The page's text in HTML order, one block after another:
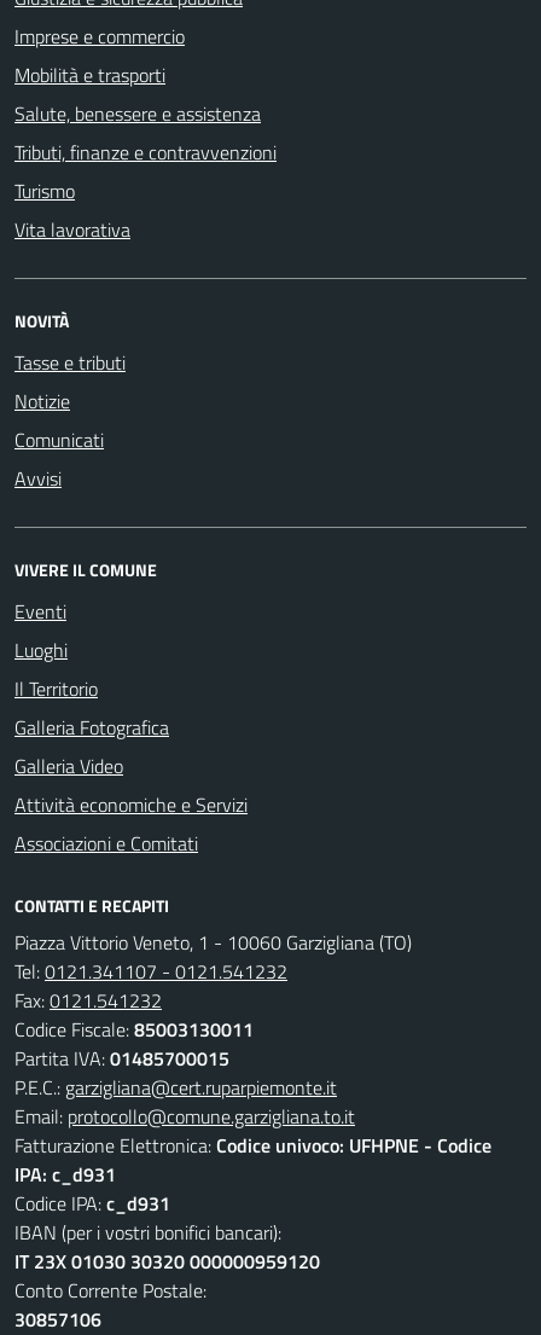
Imprese e commercio
Mobilità e trasporti
Salute, benessere e assistenza
Tributi, finanze e contravvenzioni
Turismo
Vita lavorativa
NOVITÀ
Tasse e tributi
Notizie
Comunicati
Avvisi
VIVERE IL COMUNE
Eventi
Luoghi
Il Territorio
Galleria Fotografica
Galleria Video
Attività economiche e Servizi
Associazioni e Comitati
CONTATTI E RECAPITI
Piazza Vittorio Veneto, 1 - 10060 Garzigliana (TO)
Tel:0121.341107 - 0121.541232
Fax:0121.541232
Codice Fiscale:85003130011
Partita IVA:01485700015
P.E.C.: garzigliana@cert.ruparpiemonte.it
Email: protocollo@comune.garzigliana.to.it
Fatturazione Elettronica:Codice univoco: UFHPNE - Codice
IPA: c_d931
Codice IPA:c_d931
IBAN (per i vostri bonifici bancari):
IT 23X 01030 30320 000000959120
Conto Corrente Postale:
30857106